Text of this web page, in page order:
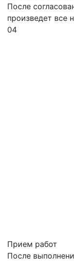
После
произведет все
04
Прием работ
После